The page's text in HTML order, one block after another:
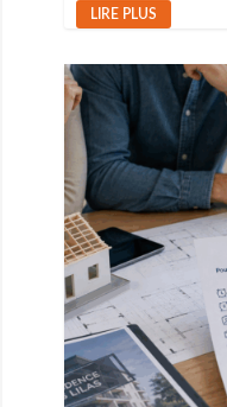
LIRE PLUS